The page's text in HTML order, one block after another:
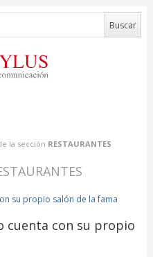
la sección RESTAURANTES
cuenta con su propio